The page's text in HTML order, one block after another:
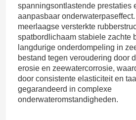
spanningsontlastende prestaties
aanpasbaar
meerlaagse versterkte
spatbordlichaam stabiele zachte
langdurige onderdompeling in
bestand tegen veroudering door
erosie en zeewatercorrosie,
door consistente elasticiteit en
gegarandeerd in complexe
onderwateromstandigheden.